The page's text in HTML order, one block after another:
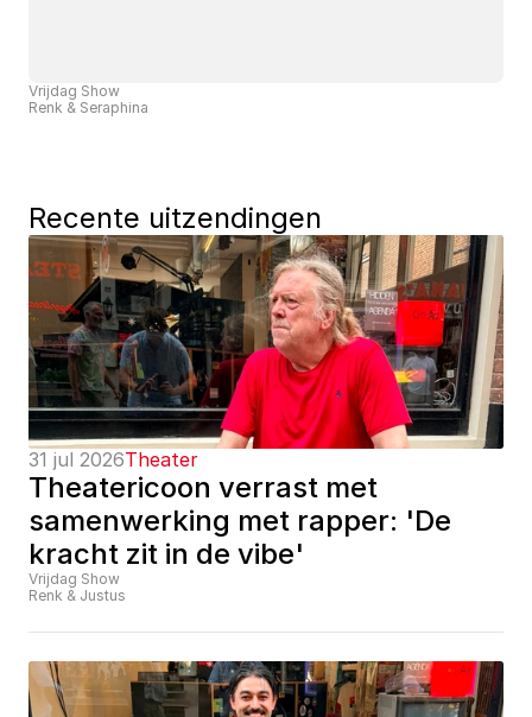
Vrijdag Show
Renk & Seraphina
Recente uitzendingen
31 jul 2026Theater
Theatericoon verrast met
samenwerking met rapper: 'De
kracht zit in de vibe'
Vrijdag Show
Renk & Justus